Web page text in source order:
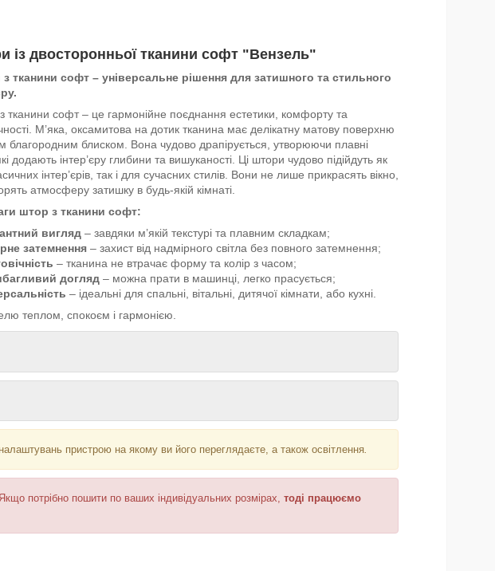
із двосторонньої тканини софт "Вензель"
тканини софт – універсальне рішення для затишного та стильного
тканини софт – це гармонійне поєднання естетики, комфорту та
М’яка, оксамитова на дотик тканина має делікатну матову поверхню
благородним блиском. Вона чудово драпірується, утворюючи плавні
додають інтер’єру глибини та вишуканості. Ці штори чудово підійдуть як
інтер’єрів, так і для сучасних стилів. Вони не лише прикрасять вікно,
атмосферу затишку в будь-якій кімнаті.
штор з тканини софт:
вигляд – завдяки м’якій текстурі та плавним складкам;
затемнення – захист від надмірного світла без повного затемнення;
– тканина не втрачає форму та колір з часом;
догляд – можна прати в машинці, легко прасується;
– ідеальні для спальні, вітальні, дитячої кімнати, або кухні.
теплом, спокоєм і гармонією.
пристрою на якому ви його переглядаєте, а також освітлення.
потрібно пошити по ваших індивідуальних розмірах, тоді працюємо